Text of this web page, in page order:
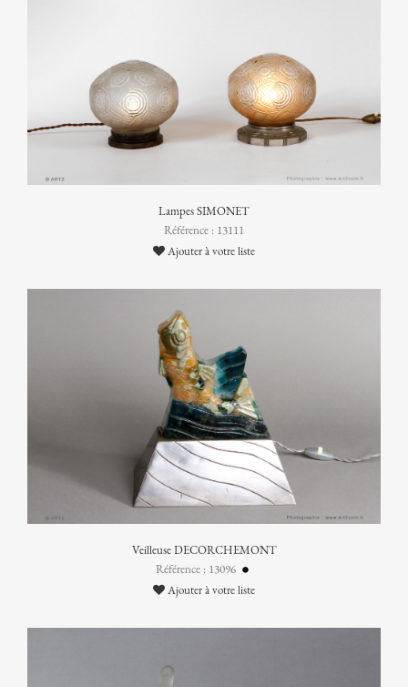
Lampes SIMONET
Référence : 13111
Ajouter à votre liste
Veilleuse DECORCHEMONT
Référence : 13096
Ajouter à votre liste